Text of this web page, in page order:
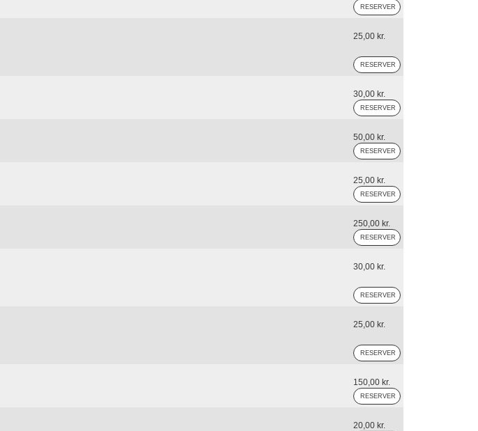
25,00 kr.
30,00 kr.
50,00 kr.
25,00 kr.
250,00 kr.
30,00 kr.
25,00 kr.
150,00 kr.
20,00 kr.